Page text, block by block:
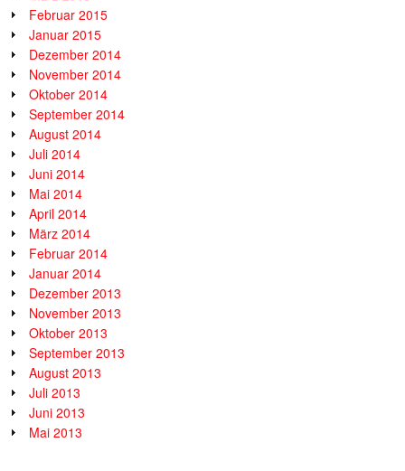
Februar 2015
Januar 2015
Dezember 2014
November 2014
Oktober 2014
September 2014
August 2014
Juli 2014
Juni 2014
Mai 2014
April 2014
März 2014
Februar 2014
Januar 2014
Dezember 2013
November 2013
Oktober 2013
September 2013
August 2013
Juli 2013
Juni 2013
Mai 2013